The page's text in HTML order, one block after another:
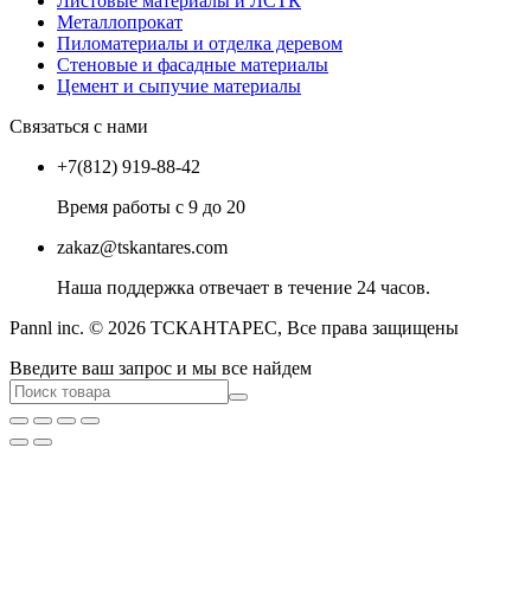
Металлопрокат
Пиломатериалы и отделка деревом
Стеновые и фасадные материалы
Цемент и сыпучие материалы
Связаться с нами
+7(812) 919-88-42
Время работы с 9 до 20
zakaz@tskantares.com
Наша поддержка отвечает в течение 24 часов.
Pannl inc. © 2026 ТСКАНТАРЕС, Все права защищены
Введите ваш запрос и мы все найдем